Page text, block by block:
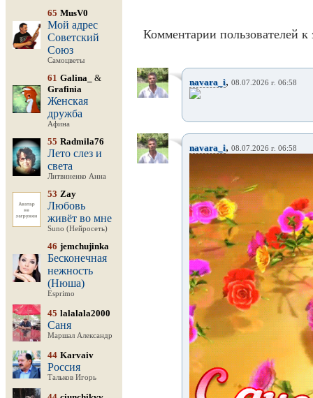
65 MusV0
Мой адрес
Советский
Союз
Самоцветы
61 Galina_
&
Grafinia
Женская
дружба
Афина
55 Radmila76
Лето слез и
света
Литвиненко Анна
53 Zay
Любовь
живёт во мне
Suno (Нейросеть)
46 jemchujinka
Бесконечная
нежность
(Нюша)
Esprimo
45 lalalala2000
Саня
Маршал Александр
44 Karvaiv
Россия
Тальков Игорь
Комментарии пользователей к
navara_i, 08.07.2026 г. 06:58
navara_i, 08.07.2026 г. 06:58